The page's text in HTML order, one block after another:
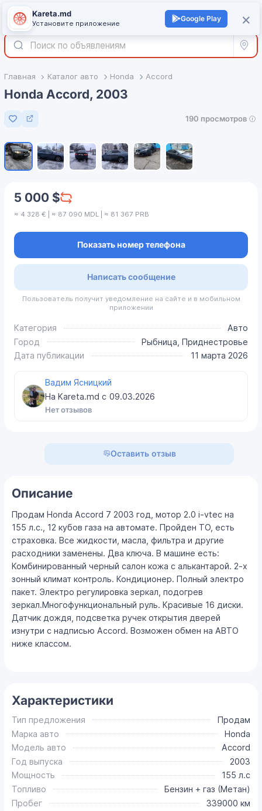
Войти +
Все
Главная Каталог авто Honda Accord
Honda Accord, 2003
Добавить в избранное
190 просмотров
5 000 $
≈ 4 328 € | ≈ 87 090 MDL | ≈ 81 367 PRB
Показать номер телефона
Написать сообщение
Пользователь получит уведомление на сайте и в мобильном
приложении
Категория
Авто
Город
Рыбница, Приднестровье
Дата публикации
11 марта 2026
Вадим Ясницкий
На Kareta.md с 09.03.2026
Нет отзывов
Оставить отзыв
Описание
Продам Honda Accord 7 2003 год, мотор 2.0 i-vtec на
155 л.с., 12 кубов газа на автомате. Пройден ТО, есть
страховка. Все жидкости, масла, фильтра и другие
расходники заменены. Два ключа. В машине есть:
Комбинированный черный салон кожа с алькантарой. 2-х
зонный климат контроль. Кондиционер. Полный электро
пакет. Электро регулировка зеркал, подогрев
зеркал.Многофункциональный руль. Красивые 16 диски.
Датчик дождя, подсветка ручек открытия дверей
изнутри с надписью Accord. Возможен обмен на АВТО
ниже классом.
Характеристики
Тип предложения
Продам
Марка авто
Honda
Модель авто
Accord
Год выпуска
2003
Мощность
155 л.с
Топливо
Бензин + газ (Метан)
Пробег
339000 км
×
Kareta.md
Установите приложение
Google Play